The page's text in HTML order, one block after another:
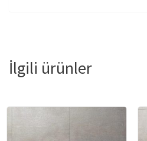
İlgili ürünler